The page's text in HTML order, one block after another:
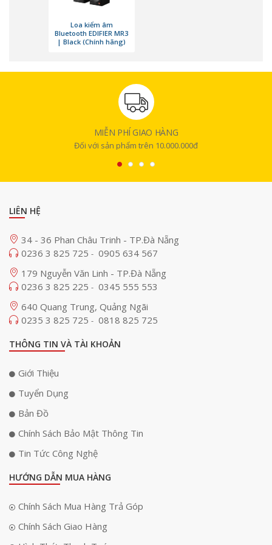
Cấu trúc âm thanh chất lượng cho
Toàn bộ hệ thống đầu vào tín hiệu và mạch khuếch đại của MR3
Instruments, hoạt động ở chuẩn 24-bit/96kHz. Đây là cấu hình
thường chỉ thấy ở các thiết bị âm thanh chuyên nghiệp, giúp
tiếng hay mất chi tiết khi khuếch đại.
Không chỉ mạnh ở phần cứng, MR3 còn được cấp chứng nhận
Loa kiểm âm
Bluetooth EDIFIER MR3
| Black (Chính hãng)
MIỄN PHÍ GIAO HÀNG
Đối với sản phẩm trên 10.000.000đ
LIÊN HỆ
34 - 36 Phan Châu Trinh - TP.Đà Nẵng
0236 3 825 725 - 0905 634 567
179 Nguyễn Văn Linh - TP.Đà Nẵng
0236 3 825 225 - 0345 555 553
640 Quang Trung, Quảng Ngãi
0235 3 825 725 - 0818 825 725
THÔNG TIN VÀ TÀI KHOẢN
Giới Thiệu
Tuyển Dụng
Bản Đồ
Chính Sách Bảo Mật Thông Tin
Tin Tức Công Nghệ
HƯỚNG DẪN MUA HÀNG
Chính Sách Mua Hàng Trả Góp
Chính Sách Giao Hàng